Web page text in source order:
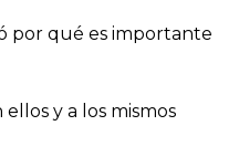
por qué es importante
y a los mismos